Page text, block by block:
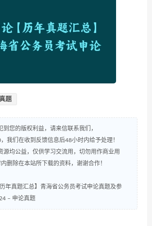
题
到您的版权利益，请来信联系我们，
我们在收到反馈信息后48小时内给予处理！
源均公益，仅供学习交流用，切勿用作商业用
删除在本站所下载的资料，谢谢合作！
年真题汇总】青海省公务员考试申论真题及参
– 申论真题